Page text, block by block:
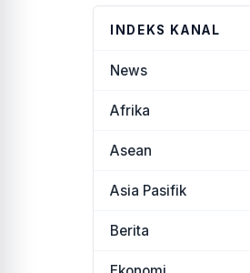
INDEKS KANAL
News
Afrika
Asean
Asia Pasifik
Berita